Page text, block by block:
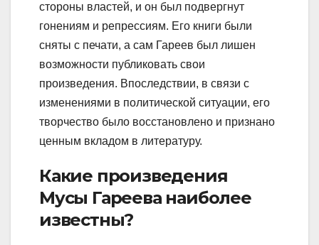
стороны властей, и он был подвергнут
гонениям и репрессиям. Его книги были
сняты с печати, а сам Гареев был лишен
возможности публиковать свои
произведения. Впоследствии, в связи с
изменениями в политической ситуации, его
творчество было восстановлено и признано
ценным вкладом в литературу.
Какие произведения
Мусы Гареева наиболее
известны?